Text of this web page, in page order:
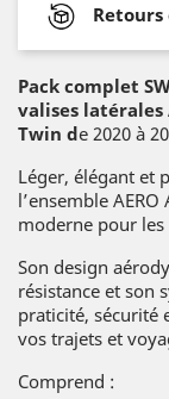
Retours
Pack complet
valises latérales
Twin de 2020 à
Léger, élégant et
l’ensemble
moderne pour
Son design
résistance et son
praticité, sécurité
vos trajets et
Comprend :